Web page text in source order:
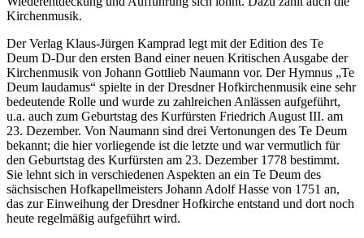
Kirchenmusik.
Der Verlag Klaus-Jürgen Kamprad legt mit der Edition des Te
Deum D-Dur den ersten Band einer neuen Kritischen Ausgabe der
Kirchenmusik von Johann Gottlieb Naumann vor. Der Hymnus „Te
Deum laudamus“ spielte in der Dresdner Hofkirchenmusik eine sehr
bedeutende Rolle und wurde zu zahlreichen Anlässen aufgeführt,
u.a. auch zum Geburtstag des Kurfürsten Friedrich August III. am
23. Dezember. Von Naumann sind drei Vertonungen des Te Deum
bekannt; die hier vorliegende ist die letzte und war vermutlich für
den Geburtstag des Kurfürsten am 23. Dezember 1778 bestimmt.
Sie lehnt sich in verschiedenen Aspekten an ein Te Deum des
sächsischen Hofkapellmeisters Johann Adolf Hasse von 1751 an,
das zur Einweihung der Dresdner Hofkirche entstand und dort noch
heute regelmäßig aufgeführt wird.